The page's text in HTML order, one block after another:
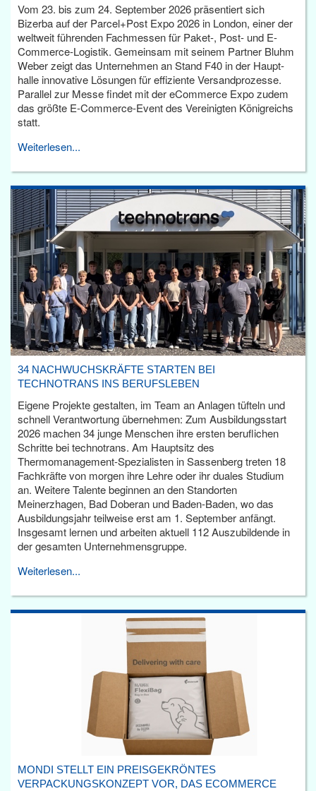
Vom 23. bis zum 24. September 2026 präsentiert sich
Bizerba auf der Parcel+Post Expo 2026 in London, einer der
weltweit führenden Fachmessen für Paket-, Post- und E-
Commerce-Logistik. Gemeinsam mit seinem Partner Bluhm
Weber zeigt das Unternehmen an Stand F40 in der Haupt­
halle innovative Lösungen für effiziente Versandprozesse.
Parallel zur Messe findet mit der eCommerce Expo zudem
das größte E-Commerce-Event des Vereinigten Königreichs
statt.
Weiterlesen...
34 NACHWUCHSKRÄFTE STARTEN BEI
TECHNOTRANS INS BERUFSLEBEN
Eigene Projekte gestalten, im Team an Anlagen tüfteln und
schnell Verantwortung übernehmen: Zum Ausbildungsstart
2026 machen 34 junge Menschen ihre ersten beruflichen
Schritte bei technotrans. Am Hauptsitz des
Thermomanagement-Spezialisten in Sassenberg treten 18
Fachkräfte von morgen ihre Lehre oder ihr duales Studium
an. Weitere Talente beginnen an den Standorten
Meinerzhagen, Bad Doberan und Baden-Baden, wo das
Ausbildungsjahr teilweise erst am 1. September anfängt.
Insgesamt lernen und arbeiten aktuell 112 Auszubildende in
der gesamten Unternehmensgruppe.
Weiterlesen...
MONDI STELLT EIN PREISGEKRÖNTES
VERPACKUNGSKONZEPT VOR, DAS ECOMMERCE